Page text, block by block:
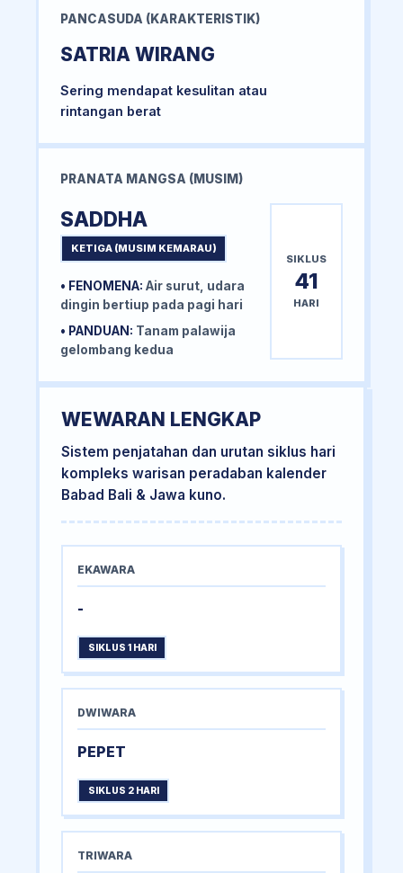
PANCASUDA (KARAKTERISTIK)
SATRIA WIRANG
Sering mendapat kesulitan atau
rintangan berat
PRANATA MANGSA (MUSIM)
SADDHA
KETIGA (MUSIM KEMARAU)
• FENOMENA: Air surut, udara
dingin bertiup pada pagi hari
• PANDUAN: Tanam palawija
gelombang kedua
SIKLUS
41
HARI
WEWARAN LENGKAP
Sistem penjatahan dan urutan siklus hari
kompleks warisan peradaban kalender
Babad Bali & Jawa kuno.
EKAWARA
-
SIKLUS 1 HARI
DWIWARA
PEPET
SIKLUS 2 HARI
TRIWARA